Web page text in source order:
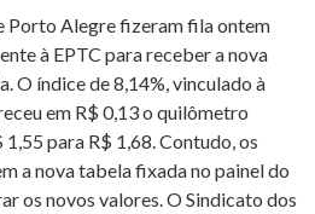
Porto Alegre fizeram fila ontem
à EPTC para receber a nova
O índice de 8,14%, vinculado à
em R$ 0,13 o quilômetro
para R$ 1,68. Contudo, os
a nova tabela fixada no painel do
os novos valores. O Sindicato dos